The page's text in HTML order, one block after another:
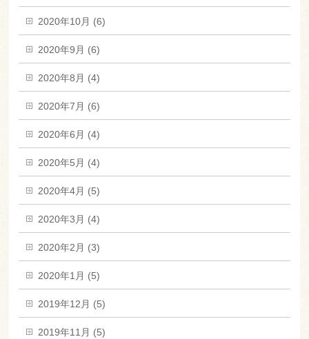
2020年10月 (6)
2020年9月 (6)
2020年8月 (4)
2020年7月 (6)
2020年6月 (4)
2020年5月 (4)
2020年4月 (5)
2020年3月 (4)
2020年2月 (3)
2020年1月 (5)
2019年12月 (5)
2019年11月 (5)